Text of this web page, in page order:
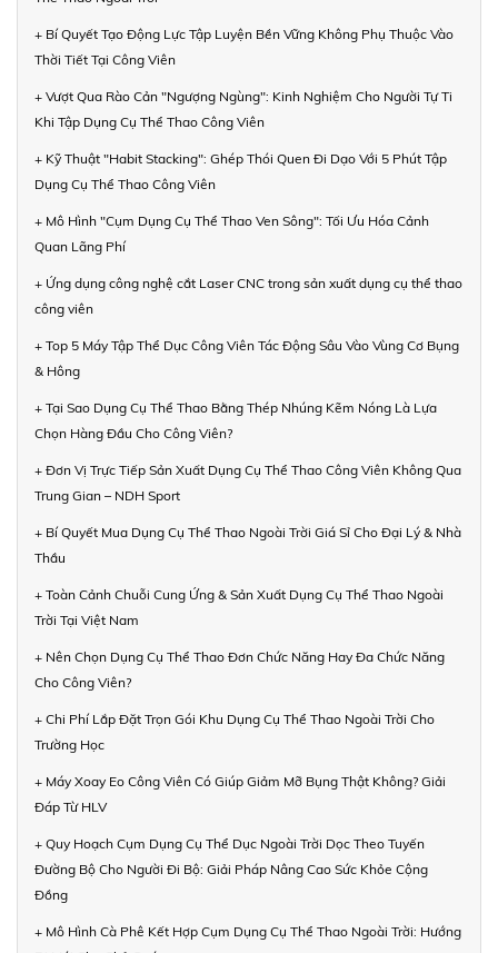
+ Bí Quyết Tạo Động Lực Tập Luyện Bền Vững Không Phụ Thuộc Vào
Thời Tiết Tại Công Viên
+ Vượt Qua Rào Cản "Ngượng Ngùng": Kinh Nghiệm Cho Người Tự Ti
Khi Tập Dụng Cụ Thể Thao Công Viên
+ Kỹ Thuật "Habit Stacking": Ghép Thói Quen Đi Dạo Với 5 Phút Tập
Dụng Cụ Thể Thao Công Viên
+ Mô Hình "Cụm Dụng Cụ Thể Thao Ven Sông": Tối Ưu Hóa Cảnh
Quan Lãng Phí
+ Ứng dụng công nghệ cắt Laser CNC trong sản xuất dụng cụ thể thao
công viên
+ Top 5 Máy Tập Thể Dục Công Viên Tác Động Sâu Vào Vùng Cơ Bụng
& Hông
+ Tại Sao Dụng Cụ Thể Thao Bằng Thép Nhúng Kẽm Nóng Là Lựa
Chọn Hàng Đầu Cho Công Viên?
+ Đơn Vị Trực Tiếp Sản Xuất Dụng Cụ Thể Thao Công Viên Không Qua
Trung Gian – NDH Sport
+ Bí Quyết Mua Dụng Cụ Thể Thao Ngoài Trời Giá Sỉ Cho Đại Lý & Nhà
Thầu
+ Toàn Cảnh Chuỗi Cung Ứng & Sản Xuất Dụng Cụ Thể Thao Ngoài
Trời Tại Việt Nam
+ Nên Chọn Dụng Cụ Thể Thao Đơn Chức Năng Hay Đa Chức Năng
Cho Công Viên?
+ Chi Phí Lắp Đặt Trọn Gói Khu Dụng Cụ Thể Thao Ngoài Trời Cho
Trường Học
+ Máy Xoay Eo Công Viên Có Giúp Giảm Mỡ Bụng Thật Không? Giải
Đáp Từ HLV
+ Quy Hoạch Cụm Dụng Cụ Thể Dục Ngoài Trời Dọc Theo Tuyến
Đường Bộ Cho Người Đi Bộ: Giải Pháp Nâng Cao Sức Khỏe Cộng
Đồng
+ Mô Hình Cà Phê Kết Hợp Cụm Dụng Cụ Thể Thao Ngoài Trời: Hướng